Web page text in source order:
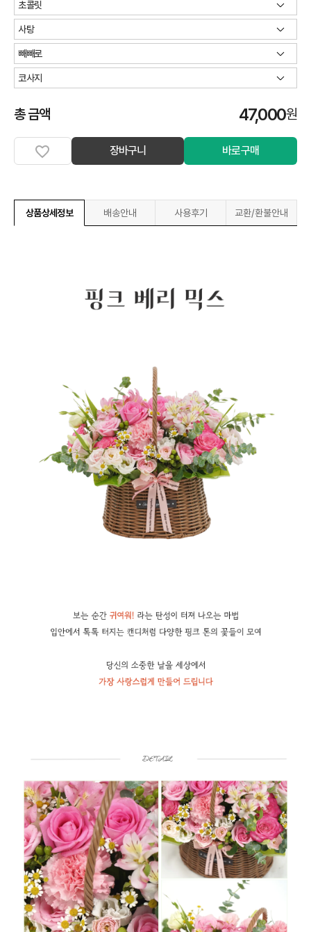
총 금액 47,000원
장바구니 바로구매
상품상세정보 배송안내 사용후기 교환/환불안내